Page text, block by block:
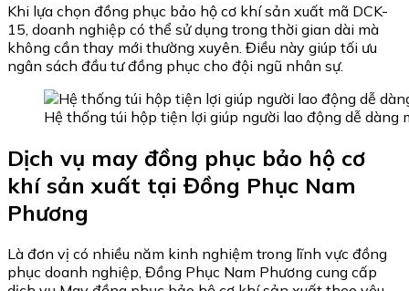
Khi lựa chọn đồng phục bảo hộ cơ khí sản xuất mã DCK-
15, doanh nghiệp có thể sử dụng trong thời gian dài mà
không cần thay mới thường xuyên. Điều này giúp tối ưu
ngân sách đầu tư đồng phục cho đội ngũ nhân sự.
Hệ thống túi hộp tiện lợi giúp người lao động dễ
Dịch vụ may đồng phục bảo hộ cơ
khí sản xuất tại Đồng Phục Nam
Phương
Là đơn vị có nhiều năm kinh nghiệm trong lĩnh vực đồng
phục doanh nghiệp, Đồng Phục Nam Phương cung cấp